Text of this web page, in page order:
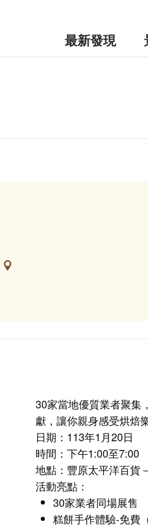
最新發現
30家當地優質業者聚集
獻，讓你親身感受烘焙
日期：113年1月20日
時間：下午1:00至7:00
地點：豐原太平洋百貨
活動亮點：
30家業者同場展售
糕餅手作體驗-免費